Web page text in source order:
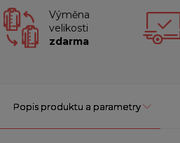
Výměna
velikosti
zdarma
Popis produktu a parametry